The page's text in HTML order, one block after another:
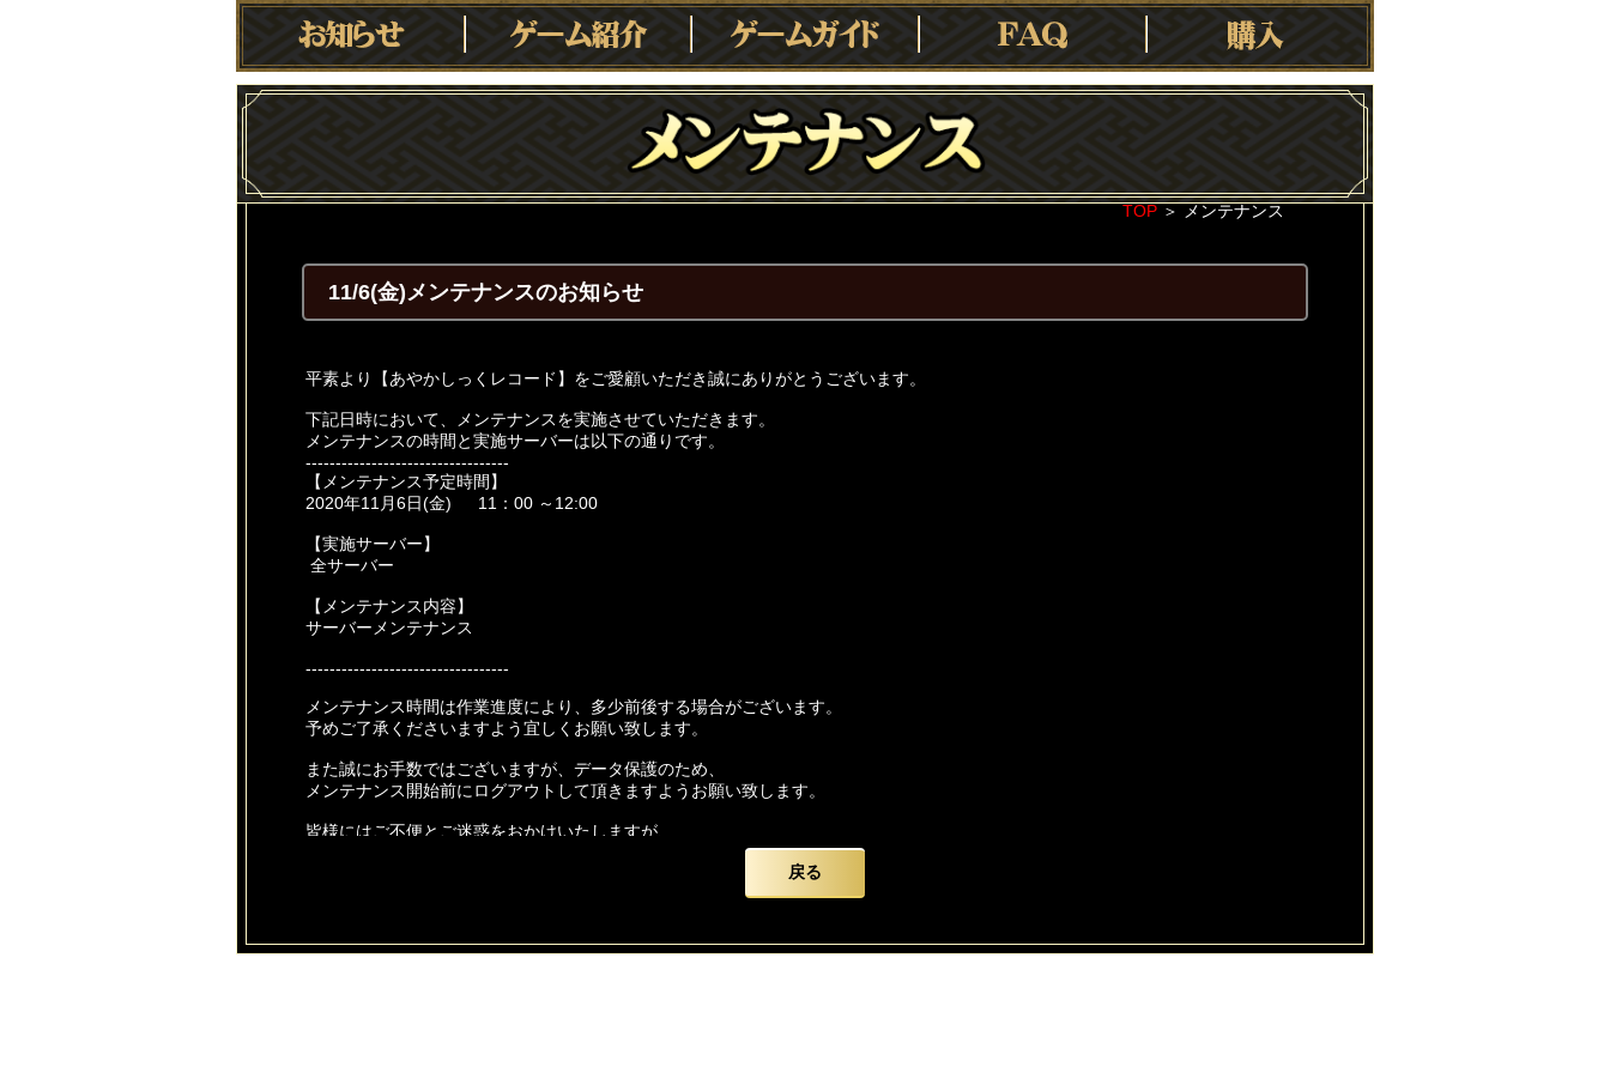
TOP ＞ メンテナンス
11/6(金)メンテナンスのお知らせ
平素より【あやかしっくレコード】をご愛顧いただき誠にありがとうございます。
下記日時において、メンテナンスを実施させていただきます。
メンテナンスの時間と実施サーバーは以下の通りです。
----------------------------------
【メンテナンス予定時間】
2020年11月6日(金) 11：00 ～12:00
【実施サーバー】
全サーバー
【メンテナンス内容】
サーバーメンテナンス
----------------------------------
メンテナンス時間は作業進度により、多少前後する場合がございます。
予めご了承くださいますよう宜しくお願い致します。
また誠にお手数ではございますが、データ保護のため、
メンテナンス開始前にログアウトして頂きますようお願い致します。
皆様にはご不便とご迷惑をおかけいたしますが、
今後とも【あやかしっくレコード】をよろしくお願い致します。
戻る